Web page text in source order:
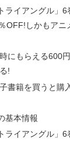
ライアングル」
OFF!しかもアニ
にもらえる600
!
書籍を買うと購
基本情報
ライアングル」